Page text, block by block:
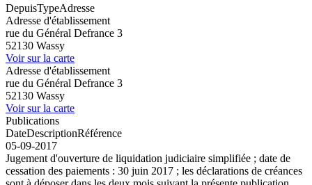
DepuisTypeAdresse
Adresse d'établissement
rue du Général Defrance 3
52130 Wassy
Voir sur la carte
Adresse d'établissement
rue du Général Defrance 3
52130 Wassy
Voir sur la carte
Publications
DateDescriptionRéférence
05-09-2017
Jugement d'ouverture de liquidation judiciaire simplifiée ; date de
cessation des paiements : 30 juin 2017 ; les déclarations de créances